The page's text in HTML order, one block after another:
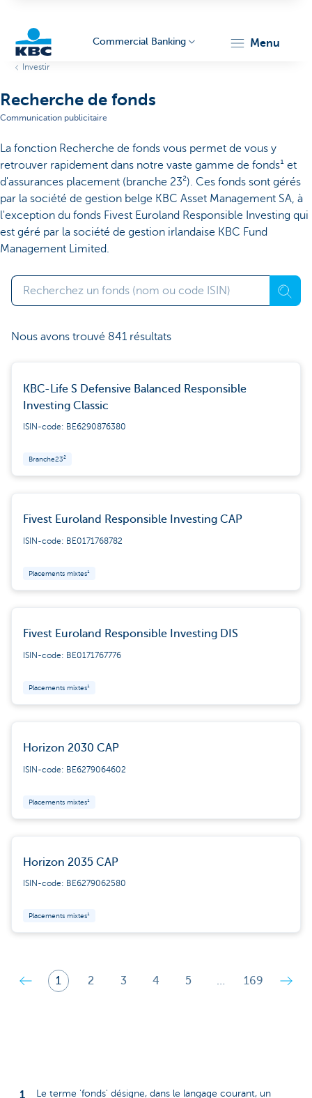
Corporate
Commercial Banking menu
Investir
Recherche de fonds
Communication publicitaire
La fonction Recherche de fonds vous permet de vous y
retrouver rapidement dans notre vaste gamme de fonds¹ et
d'assurances placement (branche 23²). Ces fonds sont gérés
par la société de gestion belge KBC Asset Management SA, à
l'exception du fonds Fivest Euroland Responsible Investing qui
est géré par la société de gestion irlandaise KBC Fund
Management Limited.
Nous avons trouvé 841 résultats
KBC-Life S Defensive Balanced Responsible
Investing Classic
ISIN-code: BE6290876380
Branche23²
Fivest Euroland Responsible Investing CAP
ISIN-code: BE0171768782
Placements mixtes¹
Fivest Euroland Responsible Investing DIS
ISIN-code: BE0171767776
Placements mixtes¹
Horizon 2030 CAP
ISIN-code: BE6279064602
Placements mixtes¹
Horizon 2035 CAP
ISIN-code: BE6279062580
Placements mixtes¹
1 2 3 4 5 … 169
Le terme 'fonds' désigne, dans le langage courant, un